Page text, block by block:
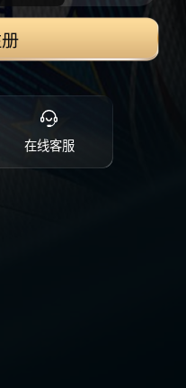
在线客服